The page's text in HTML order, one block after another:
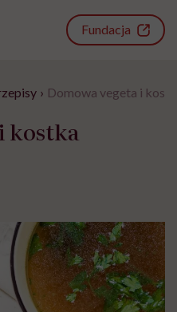
Fundacja
› Domowa vegeta i
kostka